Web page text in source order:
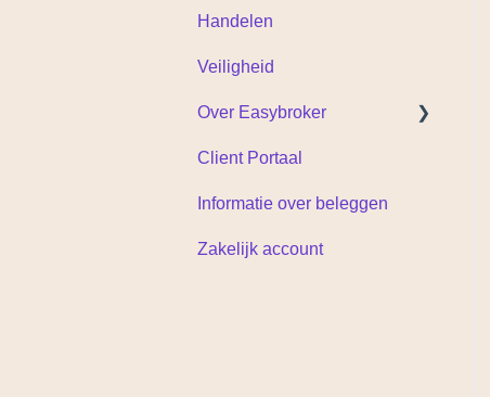
Handelen
Veiligheid
Over Easybroker
Documenten
Client Portaal
Informatie over beleggen
Zakelijk account